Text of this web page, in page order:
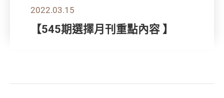
2022.03.15
【545期選擇月刊重點內容 】